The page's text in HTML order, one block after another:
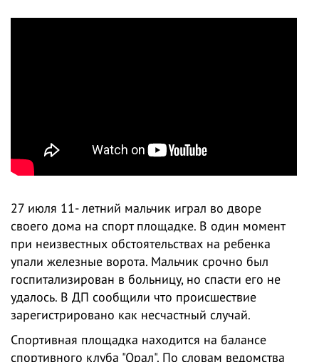
27 июля 11- летний мальчик играл во дворе
своего дома на спорт площадке. В один момент
при неизвестных обстоятельствах на ребенка
упали железные ворота. Мальчик срочно был
госпитализирован в больницу, но спасти его не
удалось. В ДП сообщили что происшествие
зарегистрировано как несчастный случай.
Спортивная площадка находится на балансе
спортивного клуба "Орал". По словам ведомства